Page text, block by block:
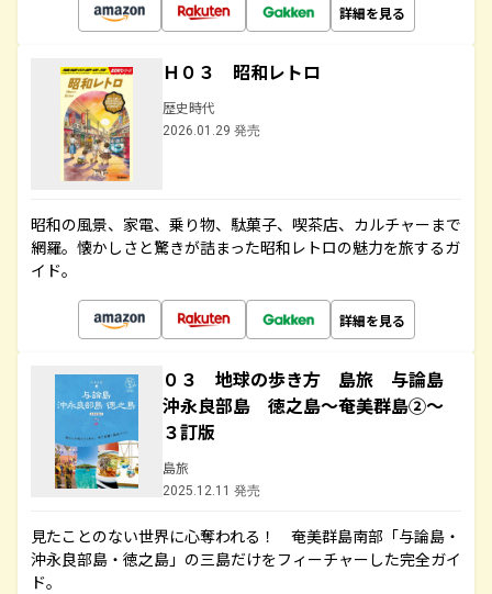
詳細を見る
Ｈ０３ 昭和レトロ
歴史時代
2026.01.29 発売
昭和の風景、家電、乗り物、駄菓子、喫茶店、カルチャーまで
網羅。懐かしさと驚きが詰まった昭和レトロの魅力を旅するガ
イド。
詳細を見る
０３ 地球の歩き方 島旅 与論島
沖永良部島 徳之島～奄美群島②～
３訂版
島旅
2025.12.11 発売
見たことのない世界に心奪われる！ 奄美群島南部「与論島・
沖永良部島・徳之島」の三島だけをフィーチャーした完全ガイ
ド。